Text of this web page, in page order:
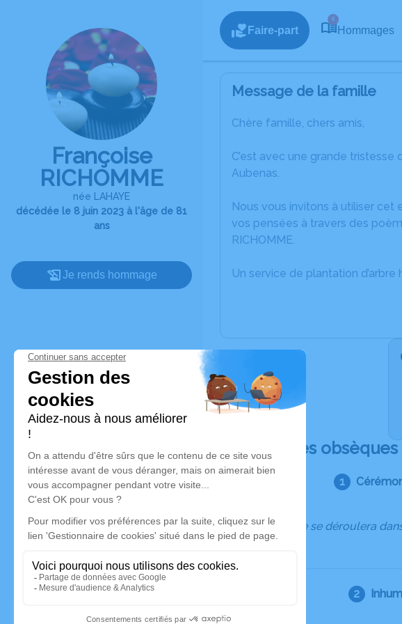
Françoise
RICHOMME
née LAHAYE
décédée le 8 juin 2023 à l'âge de 81
ans
Je rends hommage
Faire-part
6
Hommages
Message de la famille
Chère famille, chers amis,
C’est avec une grande
Aubenas.
Nous vous invitons à utiliser
vos pensées à travers des
RICHOMME.
Un service de plantation
Déroulé des obsèques
Ce service se déroulera